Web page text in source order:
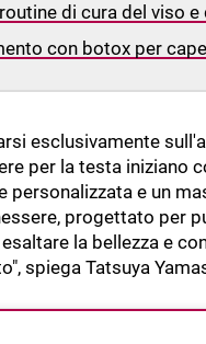
di cura del viso
con botox per
esclusivamente
per la testa iniziano
personalizzata e un
progettato per
la bellezza e
spiega Tatsuya